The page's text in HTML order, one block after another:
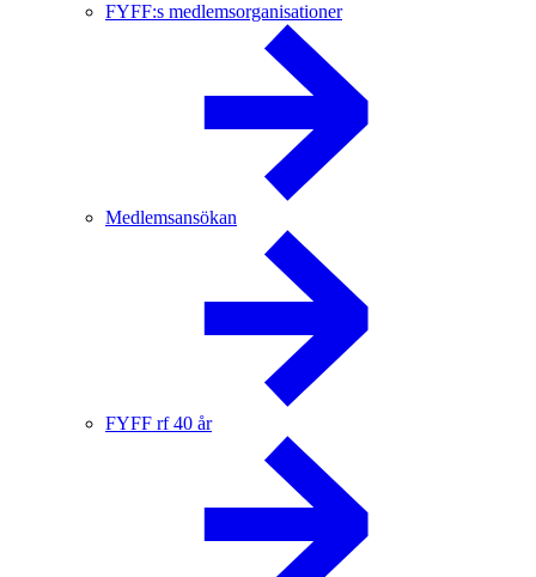
FYFF:s medlemsorganisationer
Medlemsansökan
FYFF rf 40 år